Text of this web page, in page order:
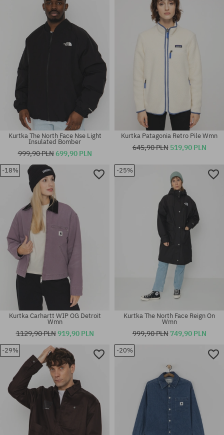
Dostępne rozmiary:
XS; S; M
Dostępne rozmiary:
Dostępne rozmiary:
M; L; XL
Kurtka The North Face Nse Light
Insulated Bomber
999,90 PLN699,90 PLN
Dostępne rozmiary:
Kurtka Patagonia Retro Pile Wmn
645,90 PLN 519,90 PLN
-18%
Kurtka Carhartt WIP OG Detroit
Wmn
1129,90 PLN919,90 PLN
-25%
Kurtka The North Face Reign On
Wmn
999,90 PLN 749,90 PLN
-29% -20%